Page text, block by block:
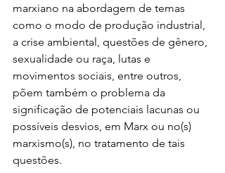
marxiano na abordagem de temas
como o modo de produção industrial,
a crise ambiental, questões de gênero,
sexualidade ou raça, lutas e
movimentos sociais, entre outros,
põem também o problema da
significação de potenciais lacunas ou
possíveis desvios, em Marx ou no(s)
marxismo(s), no tratamento de tais
questões.